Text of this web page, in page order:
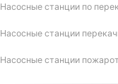
Насосные станции по
Насосные станции
Насосные станции